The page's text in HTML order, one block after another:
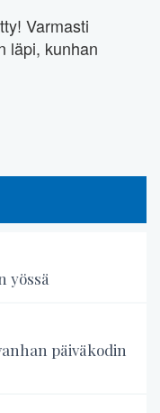
Varmasti
läpi, kunhan
yössä
päiväkodin